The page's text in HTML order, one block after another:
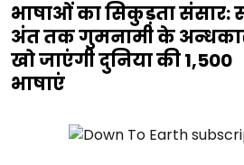
भाषाओं का सिकुड़ता संसार:
अंत तक गुमनामी के
खो जाएंगी दुनिया की 1,500
भाषाएं